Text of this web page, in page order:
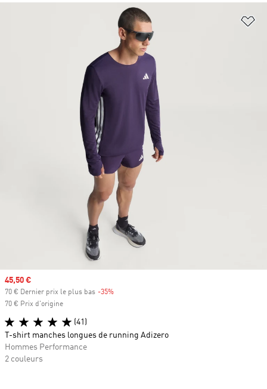
Prix soldé
45,50 €
70 € Dernier prix le plus bas -35%
70 € Prix d'origine
(41)
T-shirt manches longues de running Adizero
Hommes Performance
2 couleurs